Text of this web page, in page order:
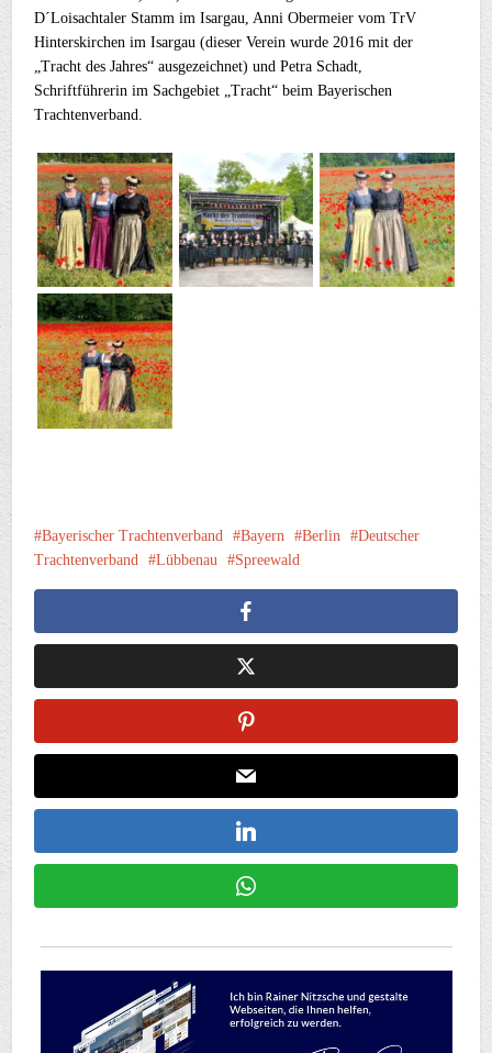
D´Loisachtaler Stamm im Isargau, Anni Obermeier vom TrV
Hinterskirchen im Isargau (dieser Verein wurde 2016 mit der
„Tracht des Jahres“ ausgezeichnet) und Petra Schadt,
Schriftführerin im Sachgebiet „Tracht“ beim Bayerischen
Trachtenverband.
Bayerischer Trachtenverband Bayern Berlin
Deutscher
Trachtenverband
Lübbenau Spreewald